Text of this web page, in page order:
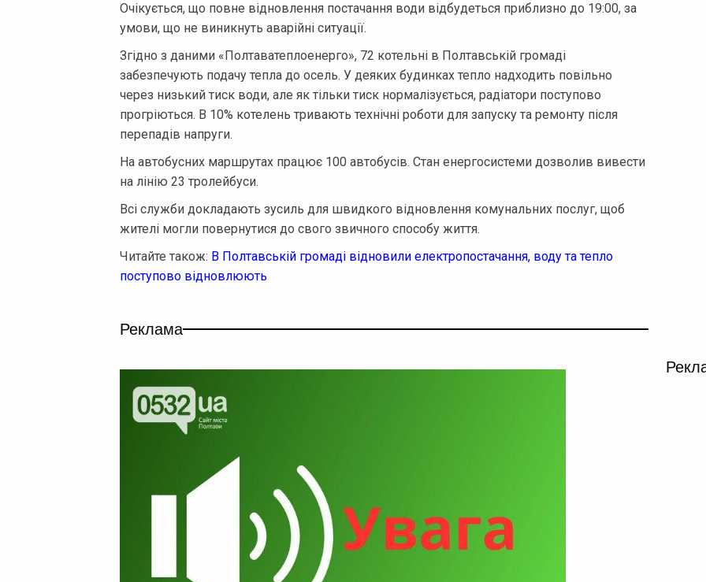
Очікується, що повне відновлення постачання води відбудеться приблизно до 19:00, за
умови, що не виникнуть аварійні ситуації.
Згідно з даними «Полтаватеплоенерго», 72 котельні в Полтавській громаді
забезпечують подачу тепла до осель. У деяких будинках тепло надходить повільно
через низький тиск води, але як тільки тиск нормалізується, радіатори поступово
прогріються. В 10% котелень тривають технічні роботи для запуску та ремонту після
перепадів напруги.
На автобусних маршрутах працює 100 автобусів. Стан енергосистеми дозволив вивести
на лінію 23 тролейбуси.
Всі служби докладають зусиль для швидкого відновлення комунальних послуг, щоб
жителі могли повернутися до свого звичного способу життя.
Читайте також: В Полтавській громаді відновили електропостачання, воду та тепло
поступово відновлюють
Реклама